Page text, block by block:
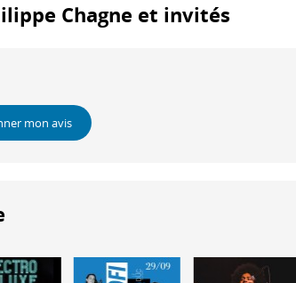
Chagne et invités
mon avis